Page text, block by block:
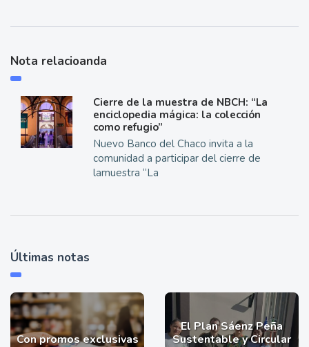
Nota relacioanda
Cierre de la muestra de NBCH: “La
enciclopedia mágica: la colección
como refugio”
Nuevo Banco del Chaco invita a la
comunidad a participar del cierre de
lamuestra “La
Últimas notas
Con promos exclusivas
El Plan Sáenz Peña
Sustentable y Circular